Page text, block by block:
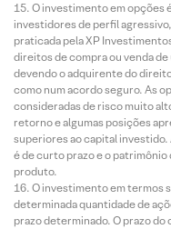
O investimento em opções
investidores de perfil
praticada pela XP
direitos de compra ou venda
devendo o adquirente do
como num acordo seguro. As
consideradas de risco muito
retorno e algumas posições
superiores ao capital
é de curto prazo e o
produto.
O investimento em termos
determinada quantidade de
prazo determinado. O prazo